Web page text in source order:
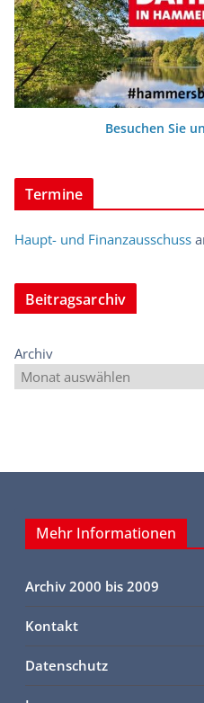
Besuchen Sie
Termine
Haupt- und Finanzausschuss
Beitragsarchiv
Archiv
Mehr Informationen
Archiv 2000 bis 2009
Kontakt
Datenschutz